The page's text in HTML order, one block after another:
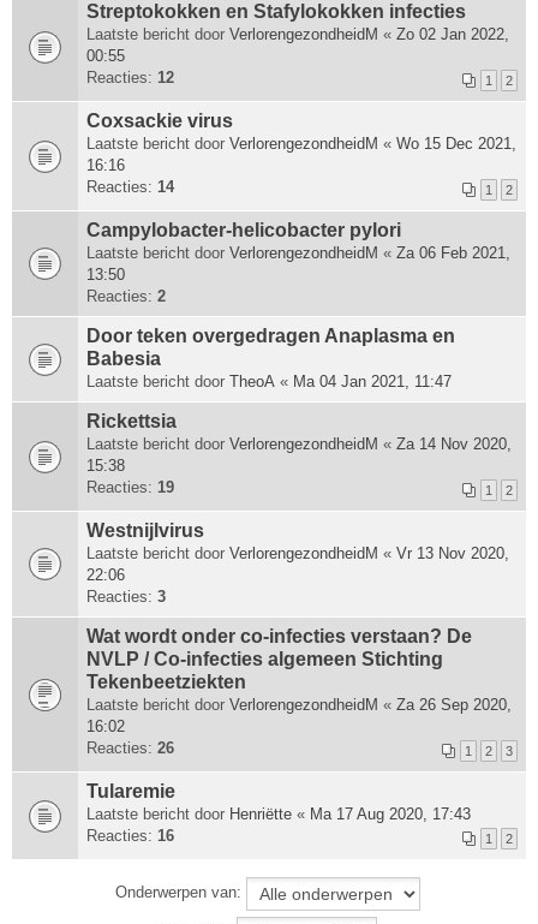
Streptokokken en Stafylokokken infecties
Laatste bericht door VerlorengezondheidM « Zo 02 Jan 2022,
00:55
Reacties: 12 1 2
Coxsackie virus
Laatste bericht door VerlorengezondheidM « Wo 15 Dec 2021,
16:16
Reacties: 14 1 2
Campylobacter-helicobacter pylori
Laatste bericht door VerlorengezondheidM « Za 06 Feb 2021,
13:50
Reacties: 2
Door teken overgedragen Anaplasma en
Babesia
Laatste bericht door TheoA « Ma 04 Jan 2021, 11:47
Rickettsia
Laatste bericht door VerlorengezondheidM « Za 14 Nov 2020,
15:38
Reacties: 19 1 2
Westnijlvirus
Laatste bericht door VerlorengezondheidM « Vr 13 Nov 2020,
22:06
Reacties: 3
Wat wordt onder co-infecties verstaan? De
NVLP / Co-infecties algemeen Stichting
Tekenbeetziekten
Laatste bericht door VerlorengezondheidM « Za 26 Sep 2020,
16:02
Reacties: 26 1 2 3
Tularemie
Laatste bericht door Henriëtte « Ma 17 Aug 2020, 17:43
Reacties: 16 1 2
Onderwerpen van: